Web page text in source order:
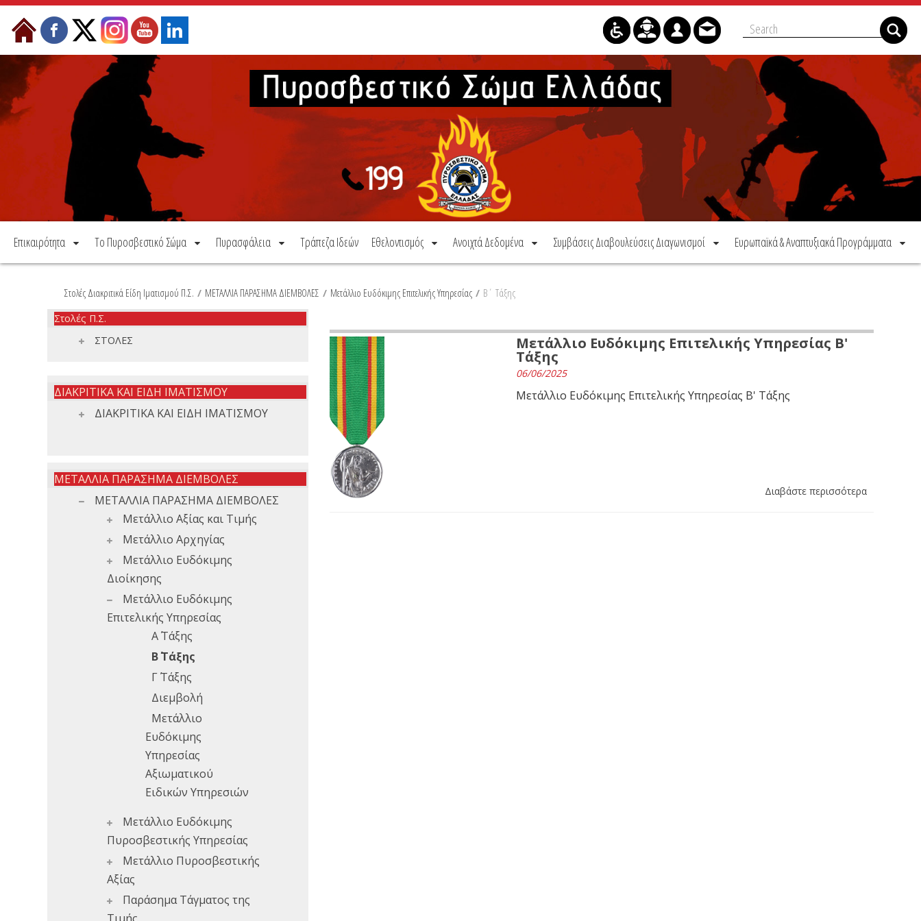
Μετάβαση στο περιεχόμενο
Επικαιρότητα Το Πυροσβεστικό Σώμα Πυρασφάλεια Τράπεζα Ιδεών Εθελοντισμός Ανοιχτά Δεδομένα Συμβάσεις Διαβουλεύσεις Διαγωνισμοί Ευρωπαϊκά & Αναπτυξιακά Προγράμματα
Στολές Διακριτικά Είδη Ιματισμού Π.Σ. / ΜΕΤΑΛΛΙΑ ΠΑΡΑΣΗΜΑ ΔΙΕΜΒΟΛΕΣ / Μετάλλιο Ευδόκιμης Επιτελικής Υπηρεσίας / Β΄ Τάξης
Στολές Π.Σ.
ΣΤΟΛΕΣ
ΔΙΑΚΡΙΤΙΚΑ ΚΑΙ ΕΙΔΗ ΙΜΑΤΙΣΜΟΥ
ΔΙΑΚΡΙΤΙΚΑ ΚΑΙ ΕΙΔΗ ΙΜΑΤΙΣΜΟΥ
ΜΕΤΑΛΛΙΑ ΠΑΡΑΣΗΜΑ ΔΙΕΜΒΟΛΕΣ
ΜΕΤΑΛΛΙΑ ΠΑΡΑΣΗΜΑ ΔΙΕΜΒΟΛΕΣ
Μετάλλιο Αξίας και Τιμής
Μετάλλιο Αρχηγίας
Μετάλλιο Ευδόκιμης
Διοίκησης
Μετάλλιο Ευδόκιμης
Επιτελικής Υπηρεσίας
Α΄ Τάξης
Β΄ Τάξης
Γ΄ Τάξης
Διεμβολή
Μετάλλιο
Ευδόκιμης
Υπηρεσίας
Αξιωματικού
Ειδικών Υπηρεσιών
Μετάλλιο Ευδόκιμης
Πυροσβεστικής Υπηρεσίας
Μετάλλιο Πυροσβεστικής
Αξίας
Παράσημα Τάγματος της
Μετάλλιο Ευδόκιμης Επιτελικής Υπηρεσίας Β'
Τάξης
06/06/2025
Μετάλλιο Ευδόκιμης Επιτελικής Υπηρεσίας Β' Τάξης
Διαβάστε περισσότερα